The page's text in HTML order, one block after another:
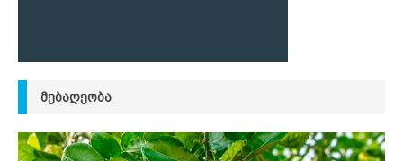
ᲛᲔᲑᲐᲦᲔᲝᲑᲐ